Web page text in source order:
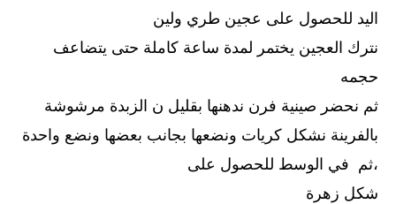
اليد للحصول على عجين طري ولين
نترك العجين يختمر لمدة ساعة كاملة حتى يتضاعف
حجمه
ثم نحضر صينية فرن ندهنها بقليل ن الزبدة مرشوشة
بالفرينة نشكل كريات ونضعها بجانب بعضها ونضع واحدة
،ثم في الوسط للحصول على
شكل زهرة